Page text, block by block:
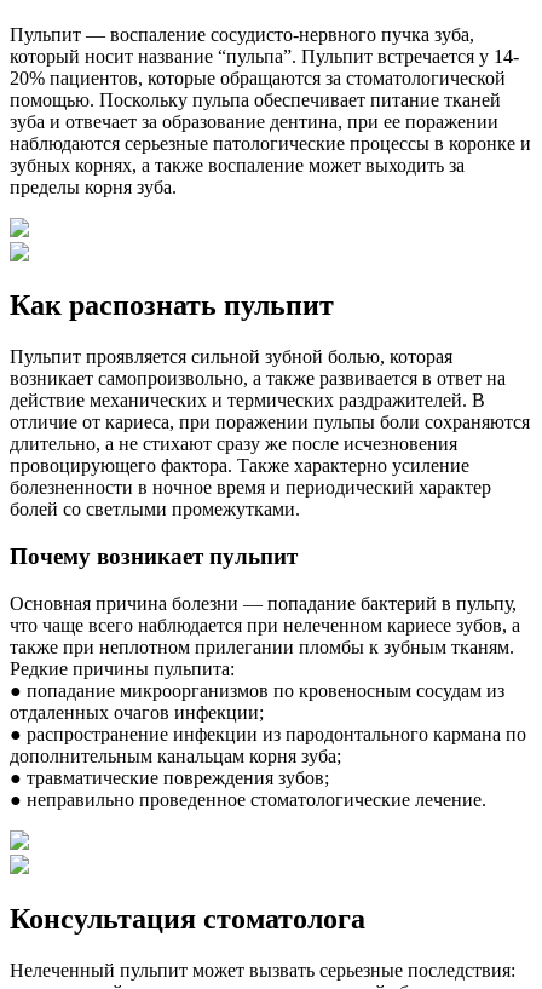
Пульпит — воспаление сосудисто-нервного пучка зуба,
который носит название “пульпа”. Пульпит встречается у 14-
20% пациентов, которые обращаются за стоматологической
помощью. Поскольку пульпа обеспечивает питание тканей
зуба и отвечает за образование дентина, при ее поражении
наблюдаются серьезные патологические процессы в коронке и
зубных корнях, а также воспаление может выходить за
пределы корня зуба.
Как распознать пульпит
Пульпит проявляется сильной зубной болью, которая
возникает самопроизвольно, а также развивается в ответ на
действие механических и термических раздражителей. В
отличие от кариеса, при поражении пульпы боли сохраняются
длительно, а не стихают сразу же после исчезновения
провоцирующего фактора. Также характерно усиление
болезненности в ночное время и периодический характер
болей со светлыми промежутками.
Почему возникает пульпит
Основная причина болезни — попадание бактерий в пульпу,
что чаще всего наблюдается при нелеченном кариесе зубов, а
также при неплотном прилегании пломбы к зубным тканям.
Редкие причины пульпита:
● попадание микроорганизмов по кровеносным сосудам из
отдаленных очагов инфекции;
● распространение инфекции из пародонтального кармана по
дополнительным канальцам корня зуба;
● травматические повреждения зубов;
● неправильно проведенное стоматологические лечение.
Консультация стоматолога
Нелеченный пульпит может вызвать серьезные последствия: